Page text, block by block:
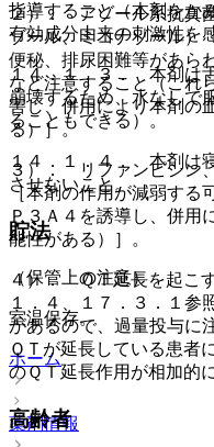
指導すること（本剤をか
有効成分由来の刺激性を
１４．１．３． 本剤は
崩壊するため、水なしで
ることもできる）。
１４．１．４． 本剤は
させないこと。
貯法
（保管上の注意）
室温保存。
ホーム
薬剤情報
２）． アゾール系抗真
ゾール、ミコナゾール）
便秘、排尿困難等があら
など注意すること（これ
害し、併用により本剤の
る）］。
３）． リファンピシン
［本剤の作用が減弱する
Ｐ３Ａ４を誘導し、併用
能性がある）］。
４）． ＱＴ延長を起こ
１．４、１７．３．１参
があるので、過量投与に
ＱＴが延長している患者
のＱＴ延長作用が相加的
高齢者